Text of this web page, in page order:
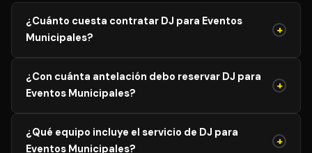
¿Cuánto cuesta contratar DJ para Eventos
Municipales?
+
aforo, duración y equipamiento necesario. Los precios
mostrados son orientativos; solicita tu presupuesto
DJs verificados en menos de 24 horas.
¿Con cuánta antelación debo reservar DJ para
Eventos Municipales?
+
recomendamos reservar con al menos 4–8 semanas de
¿Qué equipo incluye el servicio de DJ para
Eventos Municipales?
+